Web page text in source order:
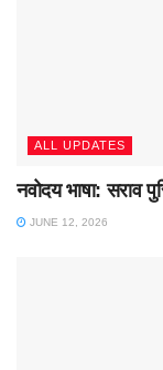
ALL UPDATES
नवोदय भाषा: सराव
JUNE 12, 2026